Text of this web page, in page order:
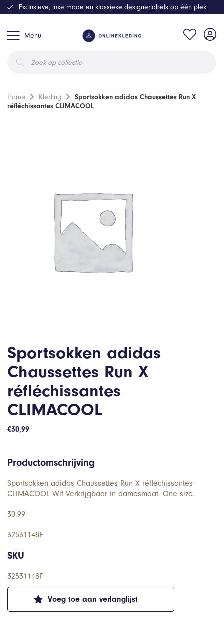
Menu
zoeken
Exclusieve, luxe mode en klassieke designerlabels op één plek
Home Kleding
Sportsokken adidas Chaussettes Run X
réfléchissantes CLIMACOOL
Sportsokken adidas
Chaussettes Run X
réfléchissantes
CLIMACOOL
€30,99
Voeg toe aan verlanglijst
Productomschrijving
Sportsokken adidas Chaussettes Run X réfléchissantes
CLIMACOOL Wit Verkrijgbaar in damesmaat. One size.
30.99
32531148F
SKU
32531148F